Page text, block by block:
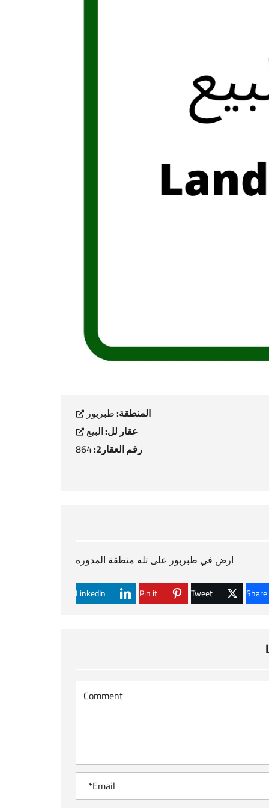
المنطقة:طبربور
عقار لل:البيع
رقم العقار2: 864
ارض في طبربور على تله منطقة المدوره
Tweet
Pin it
LinkedIn